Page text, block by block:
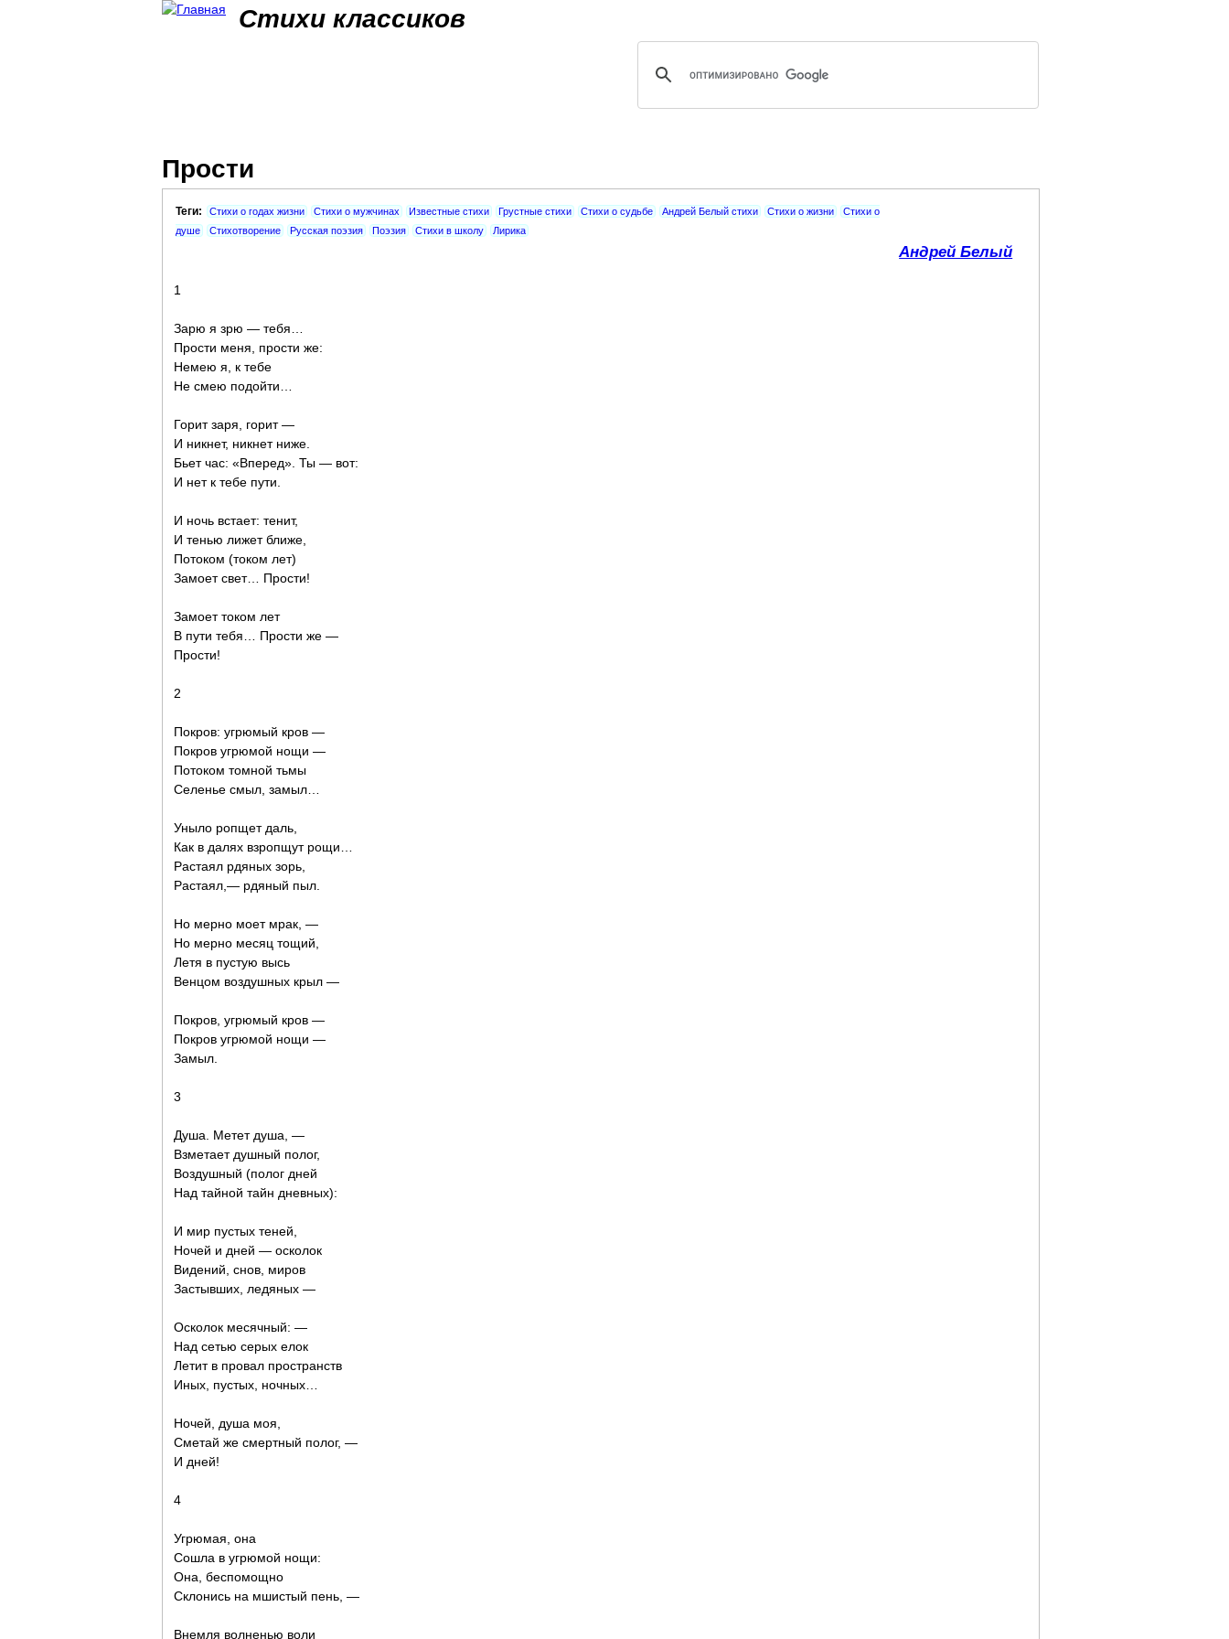
Стихи классиков
Прости
Теги: Стихи о годах жизни Стихи о мужчинах Известные стихи Грустные стихи Стихи о судьбе Андрей Белый стихи Стихи о жизни
Стихи о
душе
Стихотворение Русская поэзия Поэзия Стихи в школу Лирика
Андрей Белый
1
Зарю я зрю — тебя…
Прости меня, прости же:
Немею я, к тебе
Не смею подойти…
Горит заря, горит —
И никнет, никнет ниже.
Бьет час: «Вперед». Ты — вот:
И нет к тебе пути.
И ночь встает: тенит,
И тенью лижет ближе,
Потоком (током лет)
Замоет свет… Прости!
Замоет током лет
В пути тебя… Прости же —
Прости!
2
Покров: угрюмый кров —
Покров угрюмой нощи —
Потоком томной тьмы
Селенье смыл, замыл…
Уныло ропщет даль,
Как в далях взропщут рощи…
Растаял рдяных зорь,
Растаял,— рдяный пыл.
Но мерно моет мрак, —
Но мерно месяц тощий,
Летя в пустую высь
Венцом воздушных крыл —
Покров, угрюмый кров —
Покров угрюмой нощи —
Замыл.
3
Душа. Метет душа, —
Взметает душный полог,
Воздушный (полог дней
Над тайной тайн дневных):
И мир пустых теней,
Ночей и дней — осколок
Видений, снов, миров
Застывших, ледяных —
Осколок месячный: —
Над сетью серых елок
Летит в провал пространств
Иных, пустых, ночных…
Ночей, душа моя,
Сметай же смертный полог, —
И дней!
4
Угрюмая, она
Сошла в угрюмой нощи:
Она, беспомощно
Склонись на мшистый пень, —
Внемля волненью воли